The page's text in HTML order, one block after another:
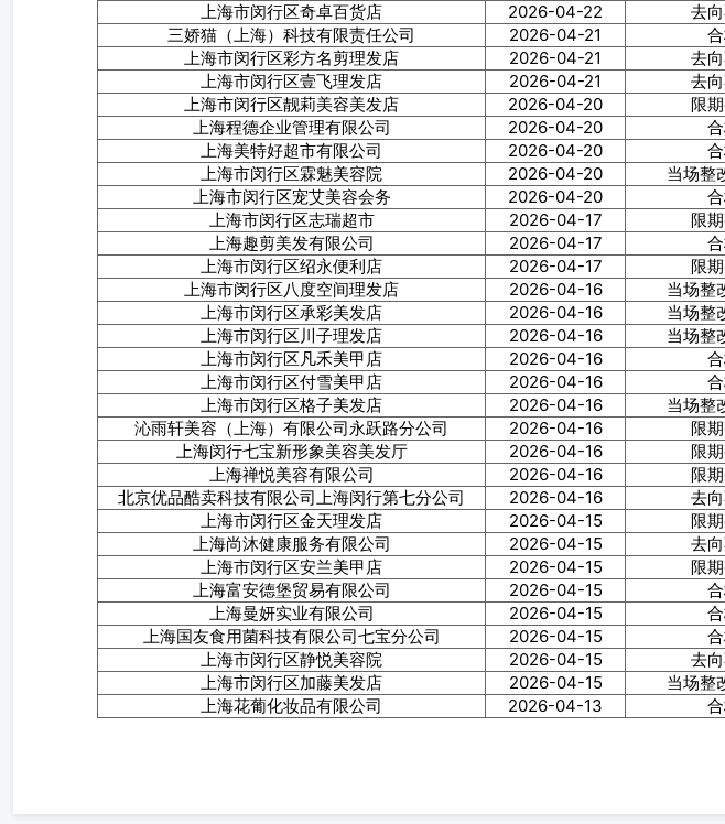
上海市闵行区奇卓百货店
2026-04-22 去
三娇猫（上海）科技有限责任公司
2026-04-21
上海市闵行区彩方名剪理发店
2026-04-21 去
上海市闵行区壹飞理发店
2026-04-21 去
上海市闵行区靓莉美容美发店
2026-04-20 限
上海程德企业管理有限公司
2026-04-20
上海美特好超市有限公司
2026-04-20
上海市闵行区霖魅美容院
2026-04-20 当场整
上海市闵行区宠艾美容会务
2026-04-20
上海市闵行区志瑞超市
2026-04-17 限
上海趣剪美发有限公司
2026-04-17
上海市闵行区绍永便利店
2026-04-17 限
上海市闵行区八度空间理发店
2026-04-16 当场整
上海市闵行区承彩美发店
2026-04-16 当场整
上海市闵行区川子理发店
2026-04-16 当场整
上海市闵行区凡禾美甲店
2026-04-16
上海市闵行区付雪美甲店
2026-04-16
上海市闵行区格子美发店
2026-04-16 当场整
沁雨轩美容（上海）有限公司永跃路分公司
2026-04-16 限
上海闵行七宝新形象美容美发厅
2026-04-16 限
上海禅悦美容有限公司
2026-04-16 限
北京优品酷卖科技有限公司上海闵行第七分公司
2026-04-16 去
上海市闵行区金天理发店
2026-04-15 限
上海尚沐健康服务有限公司
2026-04-15 去
上海市闵行区安兰美甲店
2026-04-15 限
上海富安德堡贸易有限公司
2026-04-15
上海曼妍实业有限公司
2026-04-15
上海国友食用菌科技有限公司七宝分公司
2026-04-15
上海市闵行区静悦美容院
2026-04-15 去
上海市闵行区加藤美发店
2026-04-15 当场整
上海花葡化妆品有限公司
2026-04-13